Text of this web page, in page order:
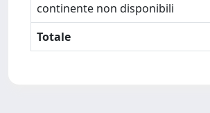
continente non disponibili
Totale